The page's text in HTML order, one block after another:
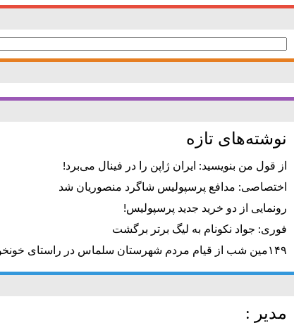
برای:
نوشته‌های تازه
از قول من بنویسید: ایران ژاپن را در فینال می‌برد!
اختصاصی: مدافع پرسپولیس شاگرد منصوریان شد
رونمایی از دو خرید جدید پرسپولیس!
فوری: جواد نکونام به لیگ برتر برگشت
۱۴۹مین شب از قیام مردم شهرستان سلماس در راستای خونخواهی رهبر شهید + تصاویر
مدیر :